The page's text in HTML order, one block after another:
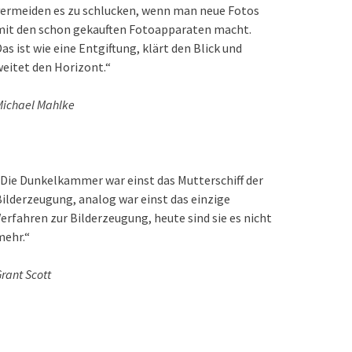
es zu schlucken, wenn man neue Fotos
den schon gekauften Fotoapparaten macht.
ist wie eine Entgiftung, klärt den Blick und
den Horizont.“
Mahlke
Dunkelkammer war einst das Mutterschiff der
analog war einst das einzige
zur Bilderzeugung, heute sind sie es nicht
Scott